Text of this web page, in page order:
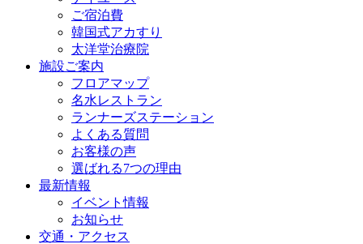
ご宿泊費
韓国式アカすり
太洋堂治療院
施設ご案内
フロアマップ
名水レストラン
ランナーズステーション
よくある質問
お客様の声
選ばれる7つの理由
最新情報
イベント情報
お知らせ
交通・アクセス